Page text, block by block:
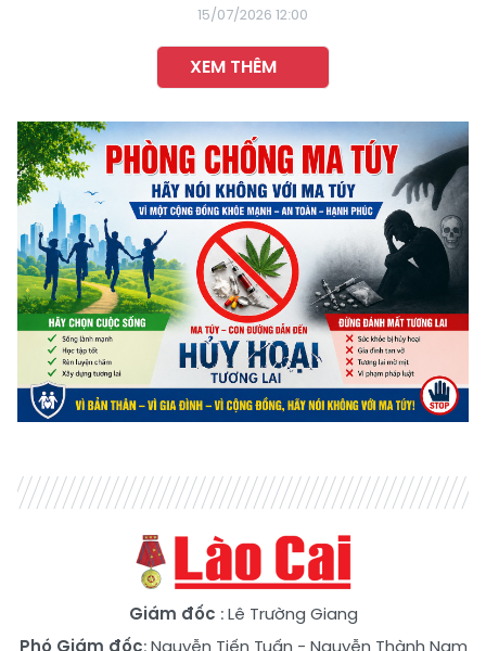
15/07/2026 12:00
XEM THÊM
Giám đốc : Lê Trường Giang
Phó Giám đốc:Nguyễn Tiến Tuấn - Nguyễn Thành Nam